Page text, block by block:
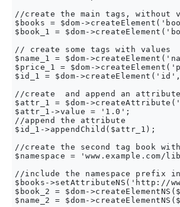
//create the main tags, without
$books = $dom-
$book_1 = $dom-
// create some tags with values
$name_1 = $dom-
$price_1 = $dom-
$id_1 = $dom-
//create  and append an attribute
$attr_1 = $dom-
$attr_1->value = '1.0';
//append the attribute
$id_1->appendChild($attr_1);
//create the second tag book
$namespace =
//include the namespace prefix
$books->setAttributeNS('http://
$book_2 = $dom-
$name_2 = $dom-